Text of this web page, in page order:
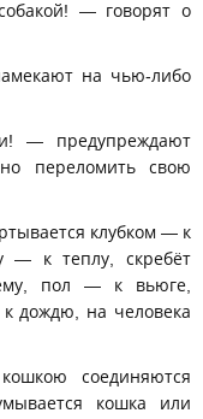
— говорят о
на чью-либо
— предупреждают
переломить свою
клубком — к
— к теплу, скребёт
пол — к вьюге,
дождю, на человека
соединяются
кошка или